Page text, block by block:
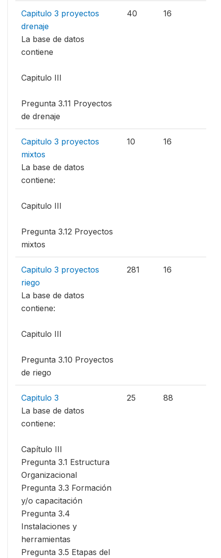
Capitulo 3 proyectos
drenaje
La base de datos
contiene
Capitulo III
Pregunta 3.11 Proyectos
de drenaje
40 16
Capitulo 3 proyectos
mixtos
La base de datos
contiene:
Capitulo III
Pregunta 3.12 Proyectos
mixtos
10 16
Capitulo 3 proyectos
riego
La base de datos
contiene:
Capitulo III
Pregunta 3.10 Proyectos
de riego
281 16
Capitulo 3
La base de datos
contiene:
Capítulo III
Pregunta 3.1 Estructura
Organizacional
Pregunta 3.3 Formación
y/o capacitación
Pregunta 3.4
Instalaciones y
herramientas
Pregunta 3.5 Etapas del
25 88